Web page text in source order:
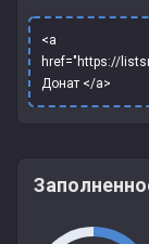
<a
href="https://
Донат </a>